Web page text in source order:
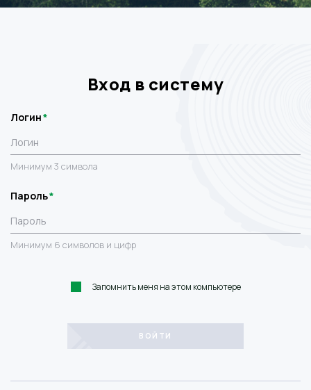
Вход в систему
Логин
Минимум 3 символа
Пароль
Минимум 6 символов и цифр
Запомнить меня на этом компьютере